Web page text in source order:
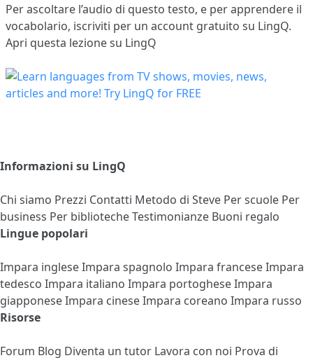
Per ascoltare l’audio di questo testo, e per apprendere il
vocabolario, iscriviti per un account gratuito su LingQ.
Apri questa lezione su LingQ
Informazioni su LingQ
Chi siamo Prezzi Contatti Metodo di Steve Per scuole Per
business Per bibliotecheTestimonianze Buoni regalo
Lingue popolari
Impara ingleseImpara spagnolo Impara franceseImpara
tedesco Impara italiano Impara portogheseImpara
giapponeseImpara cineseImpara coreano Impara russo
Risorse
Forum Blog Diventa un tutor Lavora con noi Prova di